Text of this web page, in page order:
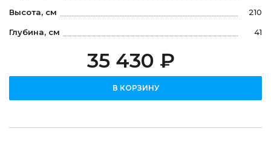
Высота, см 210
Глубина, см 41
35 430 ₽
В КОРЗИНУ